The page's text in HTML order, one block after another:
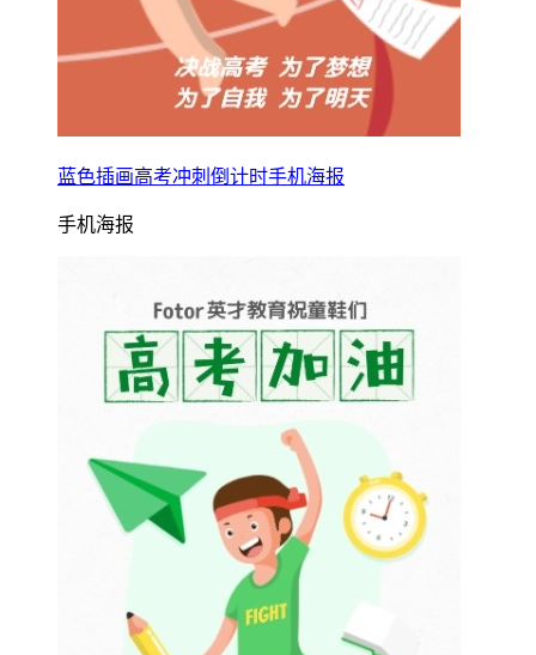
蓝色插画高考冲刺倒计时手机海报
手机海报